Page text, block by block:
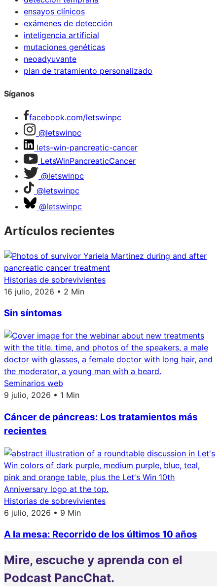
ensayos clínicos
exámenes de detección
inteligencia artificial
mutaciones genéticas
neoadyuvante
plan de tratamiento personalizado
Síganos
facebook.com/letswinpc
@letswinpc
lets-win-pancreatic-cancer
LetsWinPancreaticCancer
@letswinpc
@letswinpc
@letswinpc
Artículos recientes
Historias de sobrevivientes
16 julio, 2026 • 2 Min
Sin síntomas
Seminarios web
9 julio, 2026 • 1 Min
Cáncer de páncreas: Los tratamientos más
recientes
Historias de sobrevivientes
6 julio, 2026 • 9 Min
A la mesa: Recorrido de los últimos 10 años
Mire, escuche y aprenda con el
Podcast PancChat.